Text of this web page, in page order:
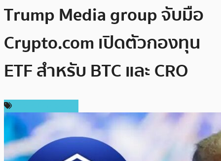
Trump Media group จับมือ
Crypto.com เปิดตัวกองทุน
ETF สำหรับ BTC และ CRO